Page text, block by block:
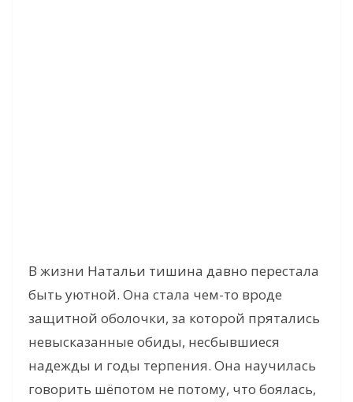
В жизни Натальи тишина давно перестала
быть уютной. Она стала чем-то вроде
защитной оболочки, за которой прятались
невысказанные обиды, несбывшиеся
надежды и годы терпения. Она научилась
говорить шёпотом не потому, что боялась,